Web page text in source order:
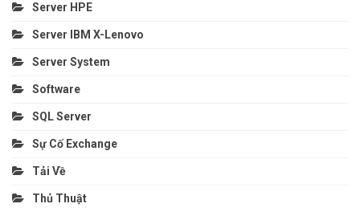
Server HPE
Server IBM X-Lenovo
Server System
Software
SQL Server
Sự Cố Exchange
Tải Về
Thủ Thuật